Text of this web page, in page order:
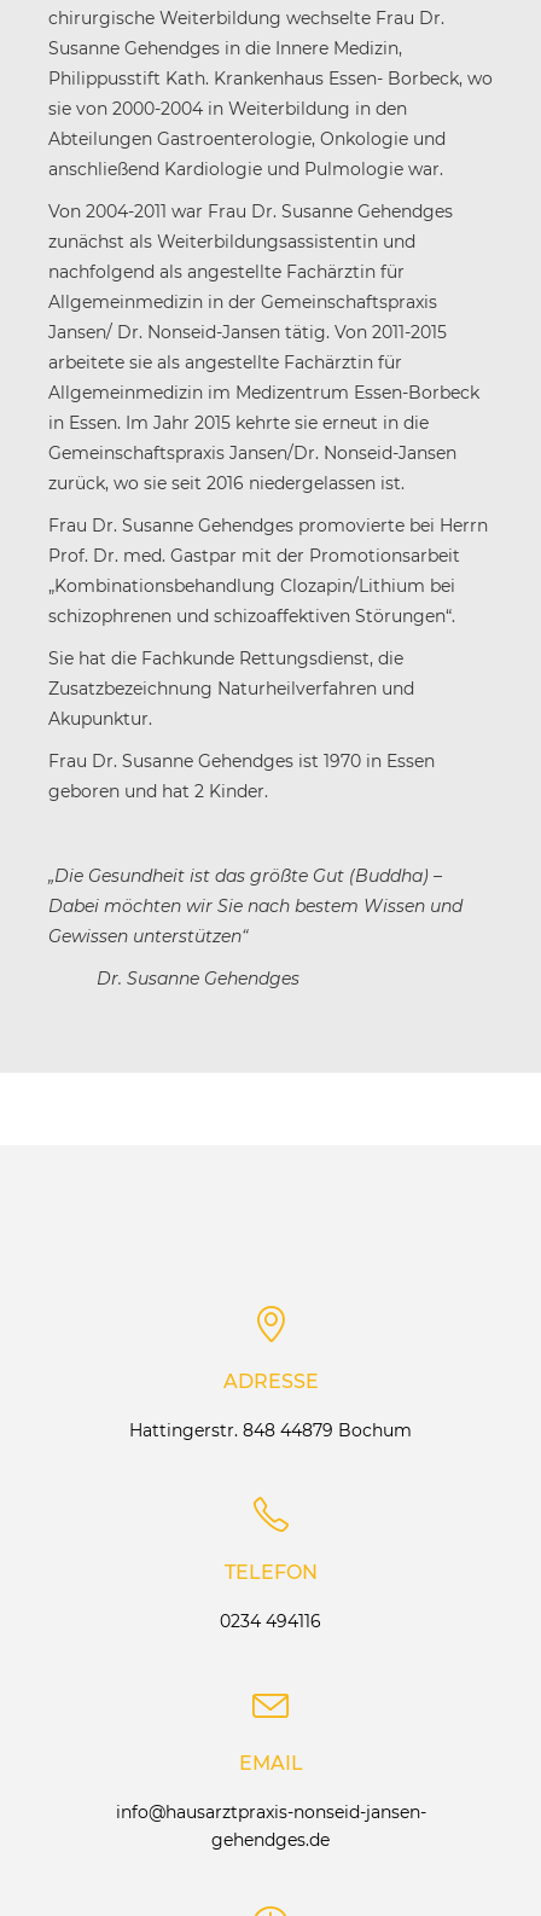
chirurgische Weiterbildung wechselte Frau Dr.
Susanne Gehendges in die Innere Medizin,
Philippusstift Kath. Krankenhaus Essen- Borbeck, wo
sie von 2000-2004 in Weiterbildung in den
Abteilungen Gastroenterologie, Onkologie und
anschließend Kardiologie und Pulmologie war.
Von 2004-2011 war Frau Dr. Susanne Gehendges
zunächst als Weiterbildungsassistentin und
nachfolgend als angestellte Fachärztin für
Allgemeinmedizin in der Gemeinschaftspraxis
Jansen/ Dr. Nonseid-Jansen tätig. Von 2011-2015
arbeitete sie als angestellte Fachärztin für
Allgemeinmedizin im Medizentrum Essen-Borbeck
in Essen. Im Jahr 2015 kehrte sie erneut in die
Gemeinschaftspraxis Jansen/Dr. Nonseid-Jansen
zurück, wo sie seit 2016 niedergelassen ist.
Frau Dr. Susanne Gehendges promovierte bei Herrn
Prof. Dr. med. Gastpar mit der Promotionsarbeit
„Kombinationsbehandlung Clozapin/Lithium bei
schizophrenen und schizoaffektiven Störungen“.
Sie hat die Fachkunde Rettungsdienst, die
Zusatzbezeichnung Naturheilverfahren und
Akupunktur.
Frau Dr. Susanne Gehendges ist 1970 in Essen
geboren und hat 2 Kinder.
„Die Gesundheit ist das größte Gut (Buddha) –
Dabei möchten wir Sie nach bestem Wissen und
Gewissen unterstützen“
Dr. Susanne Gehendges
ADRESSE
Hattingerstr. 848 44879 Bochum
TELEFON
0234 494116
EMAIL
info@hausarztpraxis-nonseid-jansen-
gehendges.de